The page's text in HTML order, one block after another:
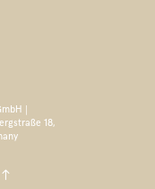
|
18,